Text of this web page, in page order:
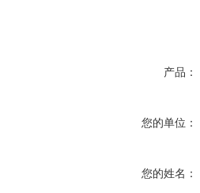
产品：
您的单位：
您的姓名：